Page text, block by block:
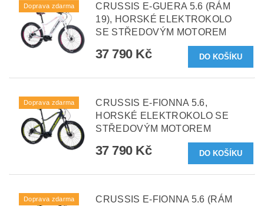
Doprava zdarma
CRUSSIS E-GUERA 5.6 (RÁM
19), HORSKÉ ELEKTROKOLO
SE STŘEDOVÝM MOTOREM
37 790 Kč
Doprava zdarma
CRUSSIS E-FIONNA 5.6,
HORSKÉ ELEKTROKOLO SE
STŘEDOVÝM MOTOREM
37 790 Kč
Doprava zdarma
CRUSSIS E-FIONNA 5.6 (RÁM